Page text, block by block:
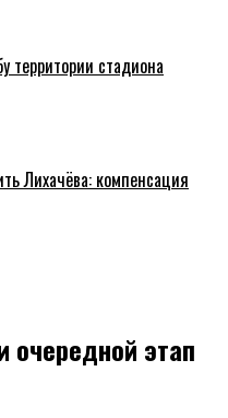
территории стадиона
Лихачёва: компенсация
очередной этап